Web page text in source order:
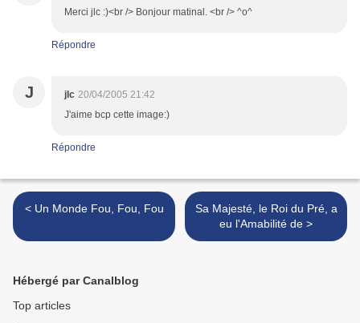
Merci jlc :)<br /> Bonjour matinal. <br /> ^o^
Répondre
J jlc 20/04/2005 21:42
J'aime bcp cette image:)
Répondre
< Un Monde Fou, Fou, Fou
Sa Majesté, le Roi du Pré, a
eu l'Amabilité de >
Hébergé par Canalblog
Top articles